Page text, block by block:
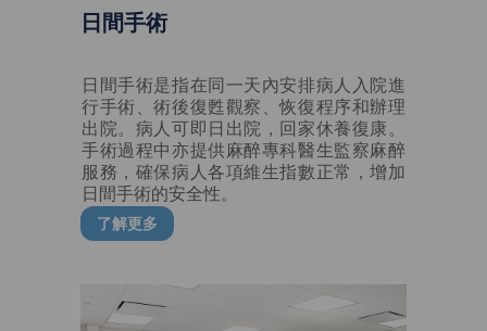
日間手術
日間手術是指在同一天內安排病人入院進
行手術、術後復甦觀察、恢復程序和辦理
出院。病人可即日出院，回家休養復康。
手術過程中亦提供麻醉專科醫生監察麻醉
服務，確保病人各項維生指數正常，增加
日間手術的安全性。
了解更多